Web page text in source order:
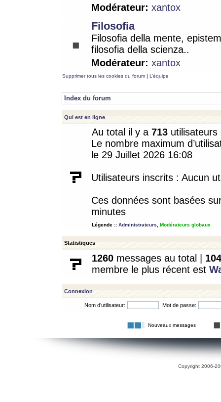
Modérateur: xantox
Filosofia
Filosofia della mente,
filosofia della scienza..
Modérateur: xantox
Supprimer tous les cookies du forum | L’équipe
Index du forum
Qui est en ligne
Au total il y a 713
Le nombre maximum
le 29 Juillet 2026 16:08
Utilisateurs inscrits : Aucun
Ces données sont basées
minutes
Légende :: Administrateurs Modérateurs globaux
Statistiques
1260 messages au total | 104
membre le plus récent est
Connexion
Nom d’utilisateur: Mot de passe:
Nouveaux messages
Copyright 2006-